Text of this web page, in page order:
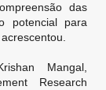
das
potencial para
Mangal,
Research